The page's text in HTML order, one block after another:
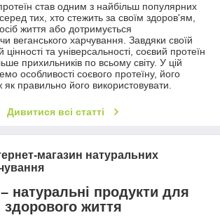
став одним з найбільш популярних
тих, хто стежить за своїм здоров'ям,
життя або дотримується
чи веганського харчування. Завдяки своїй
цінності та універсальності, соєвий протеїн
прихильників по всьому світу. У цій
особливості соєвого протеїну, його
правильно його використовувати.
Дивитися всі статті
магазин натуральних
натуральні продукти для
здорового життя